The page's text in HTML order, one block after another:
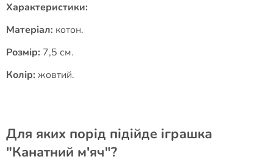
Характеристики:
Матеріал: котон.
Розмір: 7,5 см.
Колір: жовтий.
Для яких порід підійде іграшка
"Канатний м'яч"?